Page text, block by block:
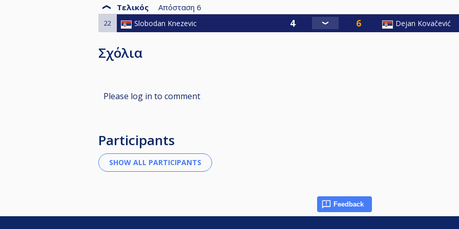
Τελικός Απόσταση 6
22 Slobodan Knezevic Dejan Kovačević
Σχόλια
Please log in to comment
Participants
Feedback